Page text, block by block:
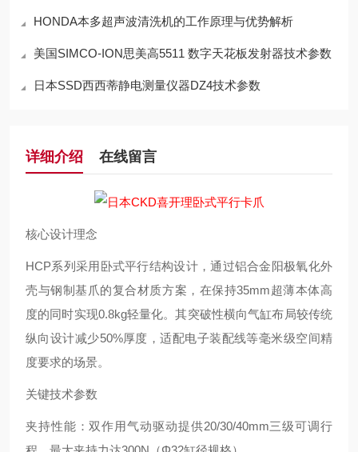
HONDA本多超声波清洗机的工作原理与优势解析
美国SIMCO-ION思美高5511 数字天花板发射器技术参数
日本SSD西西蒂静电测量仪器DZ4技术参数
详细介绍 在线留言
核心设计理念
HCP系列采用卧式平行结构设计，通过铝合金阳极氧化外
壳与钢制基爪的复合材质方案，在保持35mm超薄本体高
度的同时实现0.8kg轻量化。其突破性横向气缸布局较传统
纵向设计减少50%厚度，适配电子装配线等毫米级空间精
度要求的场景。
关键技术参数
夹持性能：双作用气动驱动提供20/30/40mm三级可调行